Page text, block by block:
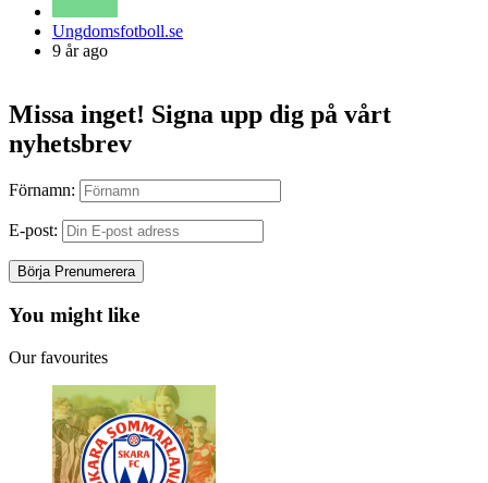
Posted
by
Ungdomsfotboll.se
9 år ago
Missa inget! Signa upp dig på vårt
nyhetsbrev
Förnamn:
E-post:
You might like
Our favourites